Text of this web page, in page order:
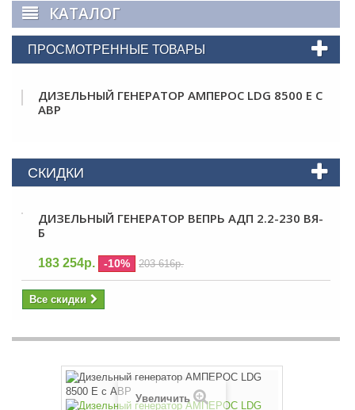
КАТАЛОГ
ПРОСМОТРЕННЫЕ ТОВАРЫ
ДИЗЕЛЬНЫЙ ГЕНЕРАТОР АМПЕРОС LDG 8500 E С
АВР
СКИДКИ
ДИЗЕЛЬНЫЙ ГЕНЕРАТОР ВЕПРЬ АДП 2.2-230 ВЯ-
Б
183 254р. -10% 203 616р.
Все скидки
Увеличить